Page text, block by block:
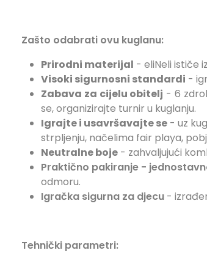
Zašto odabrati ovu kuglanu:
Prirodni materijal - eliNeli ističe
Visoki sigurnosni standardi -
Zabava za cijelu obitelj - 6
se, organizirajte turnir u kuglanju.
Igrajte i usavršavajte se - uz
strpljenju, načelima fair playa,
Neutralne boje - zahvaljujući
Praktično pakiranje -
odmoru.
Igračka sigurna za djecu -
Tehnički parametri: